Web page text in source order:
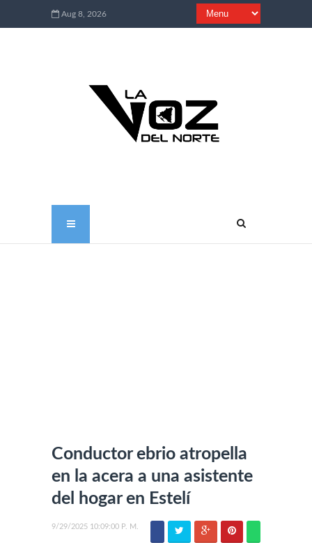
Aug 8, 2026
Conductor ebrio atropella
en la acera a una asistente
del hogar en Estelí
9/29/2025 10:09:00 P. M.